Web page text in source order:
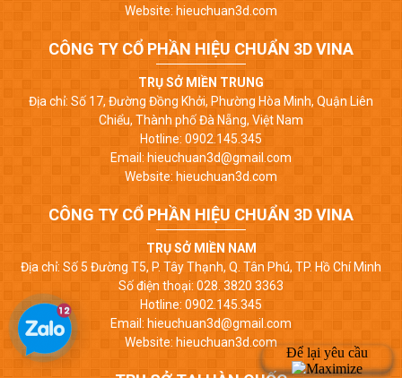
Website: hieuchuan3d.com
CÔNG TY CỔ PHẦN HIỆU CHUẨN 3D VINA
TRỤ SỞ MIỀN TRUNG
Địa chỉ: Số 17, Đường Đồng Khởi, Phường Hòa Minh, Quận Liên
Chiểu, Thành phố Đà Nẵng, Việt Nam
Hotline: 0902.145.345
Email: hieuchuan3d@gmail.com
Website: hieuchuan3d.com
CÔNG TY CỔ PHẦN HIỆU CHUẨN 3D VINA
TRỤ SỞ MIỀN NAM
Địa chỉ: Số 5 Đường T5, P. Tây Thạnh, Q. Tân Phú, TP. Hồ Chí Minh
Số điện thoại: 028. 3820 3363
Hotline: 0902.145.345
Email: hieuchuan3d@gmail.com
Website: hieuchuan3d.com